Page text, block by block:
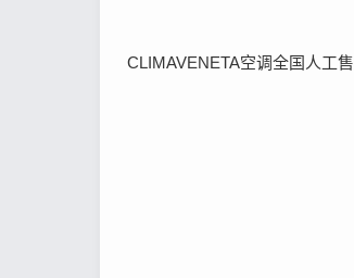
CLIMAVENETA空调全国人工